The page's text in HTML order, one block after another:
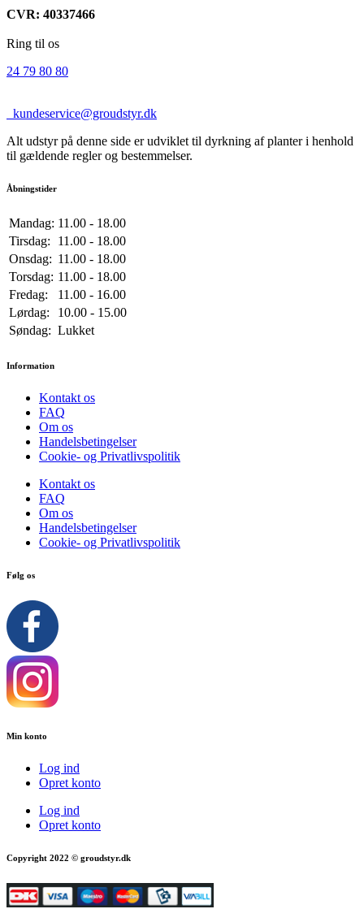
CVR: 40337466
Ring til os
24 79 80 80
kundeservice@groudstyr.dk
Alt udstyr på denne side er udviklet til dyrkning af planter i henhold
til gældende regler og bestemmelser.
Åbningstider
Mandag: 11.00 - 18.00
Tirsdag:
11.00 - 18.00
Onsdag: 11.00 - 18.00
Torsdag: 11.00 - 18.00
Fredag:
11.00 - 16.00
Lørdag:
10.00 - 15.00
Søndag: Lukket
Information
Kontakt os
FAQ
Om os
Handelsbetingelser
Cookie- og Privatlivspolitik
Kontakt os
FAQ
Om os
Handelsbetingelser
Cookie- og Privatlivspolitik
Følg os
Min konto
Log ind
Opret konto
Log ind
Opret konto
Copyright 2022 © groudstyr.dk